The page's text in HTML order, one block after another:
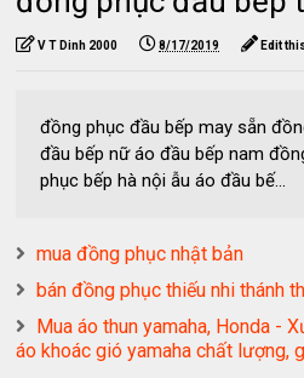
V T Dinh 2000 8/17/2019 Edit
đồng phục đầu bếp may sẵn
đầu bếp nữ áo đầu bếp nam
phục bếp hà nội ẫu áo đầu bế...
mua đồng phục nhật bản
bán đồng phục thiếu nhi thánh
Mua áo thun yamaha, Honda -
áo khoác gió yamaha chất lượng,